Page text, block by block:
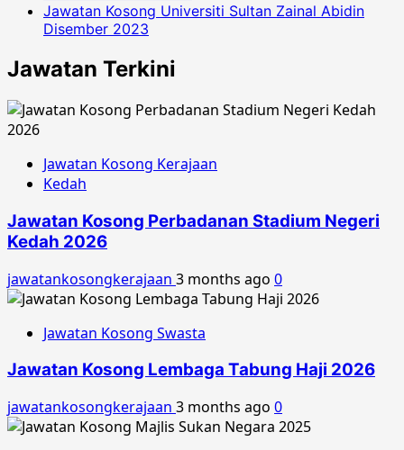
Jawatan Kosong Universiti Sultan Zainal Abidin
Disember 2023
Jawatan Terkini
Jawatan Kosong Kerajaan
Kedah
Jawatan Kosong Perbadanan Stadium Negeri
Kedah 2026
jawatankosongkerajaan 3 months ago 0
Jawatan Kosong Swasta
Jawatan Kosong Lembaga Tabung Haji 2026
jawatankosongkerajaan 3 months ago 0